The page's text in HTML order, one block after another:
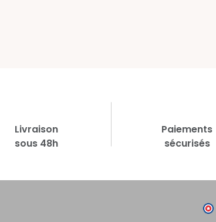
Livraison
sous 48h
Paiements
sécurisés